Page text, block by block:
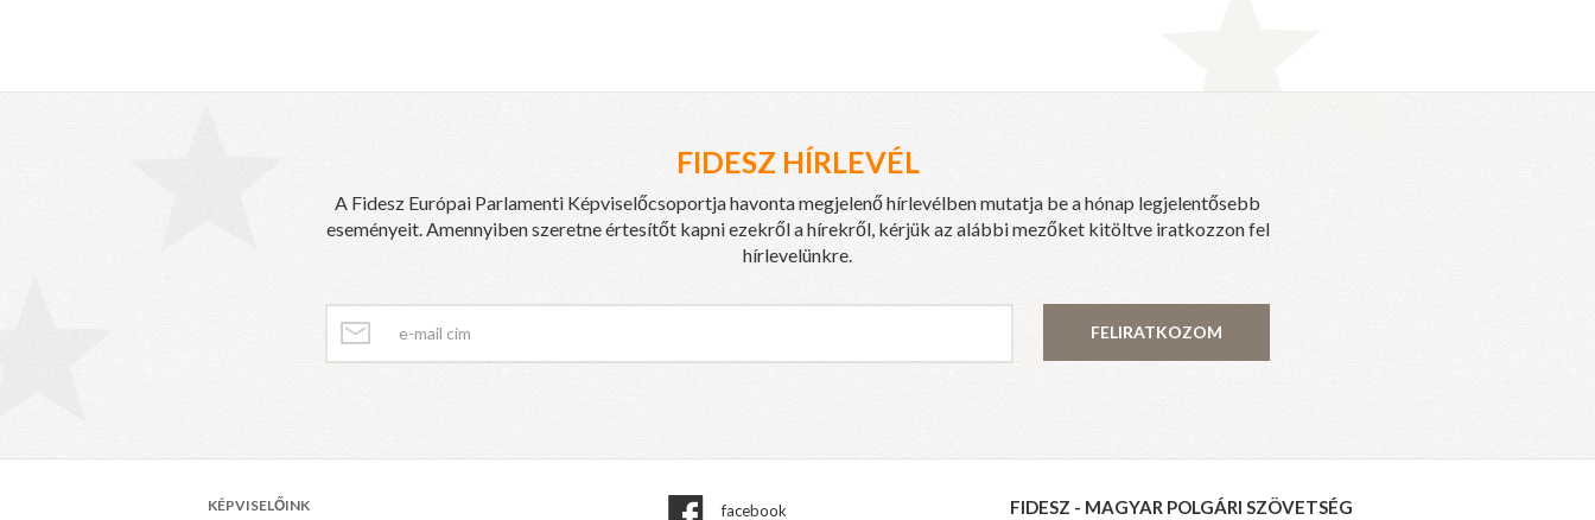
FIDESZ HÍRLEVÉL
A Fidesz Európai Parlamenti Képviselőcsoportja havonta megjelenő hírlevélben mutatja be a hónap legjelentősebb
eseményeit. Amennyiben szeretne értesítőt kapni ezekről a hírekről, kérjük az alábbi mezőket kitöltve iratkozzon fel
hírlevelünkre.
FELIRATKOZOM
KÉPVISELŐINK facebook FIDESZ - MAGYAR POLGÁRI SZÖVETSÉG